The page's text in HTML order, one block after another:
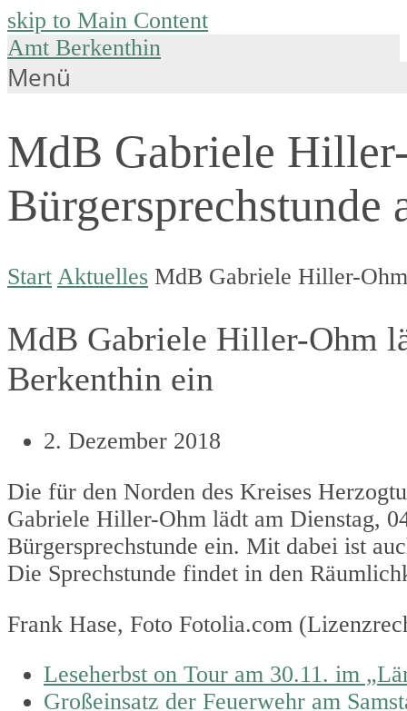
skip to Main Content
Amt Berkenthin
Menü
MdB Gabriele
Start Aktuelles MdB Gabriele Hiller-
MdB Gabriele Hiller-Ohm
Berkenthin ein
2. Dezember 2018
Die für den Norden des Kreises
Gabriele Hiller-Ohm lädt am Dienstag,
Bürgersprechstunde ein. Mit dabei ist
Die Sprechstunde findet in den
Frank Hase, Foto Fotolia.com
previous
post:
Leseherbst on Tour am 30.11. im
next
Großeinsatz der Feuerwehr am